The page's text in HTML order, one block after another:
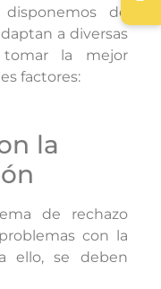
de
a diversas
tomar la mejor
factores:
la
de rechazo
con la
ello, se deben